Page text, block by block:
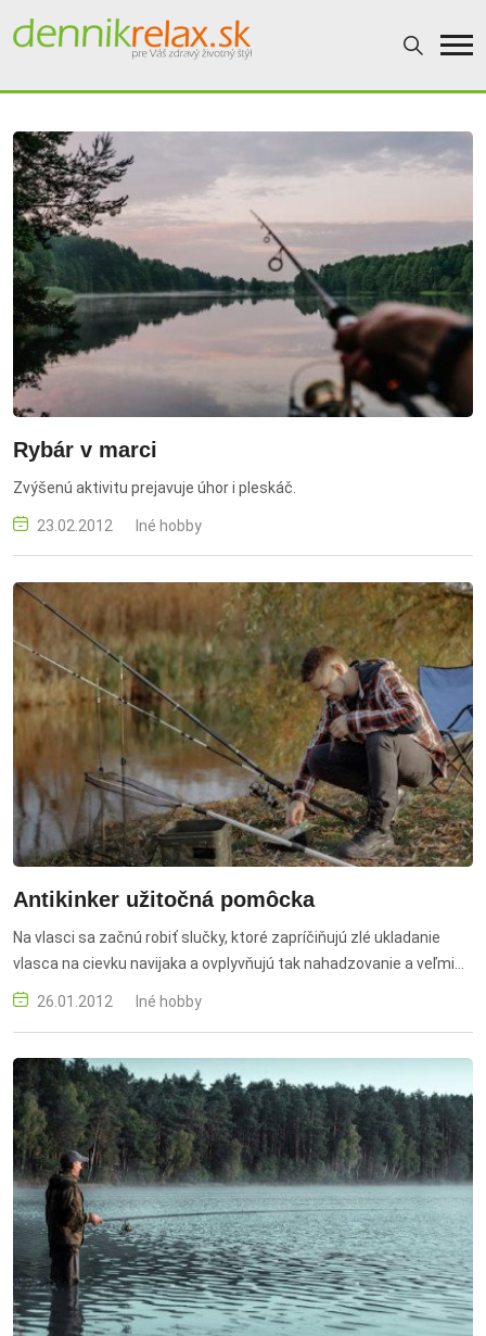
Dennikrelax
Rybár v marci
Zvýšenú aktivitu prejavuje úhor i pleskáč.
23.02.2012 Iné hobby
Antikinker užitočná pomôcka
Na vlasci sa začnú robiť slučky, ktoré zapríčiňujú zlé ukladanie
vlasca na cievku navijaka a ovplyvňujú tak nahadzovanie a veľmi
často vedú k zamotaniu vlasca.
26.01.2012 Iné hobby